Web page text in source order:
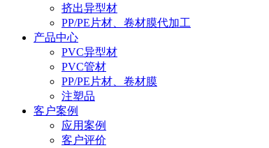
挤出异型材
PP/PE片材、卷材膜代加工
产品中心
PVC异型材
PVC管材
PP/PE片材、卷材膜
注塑品
客户案例
应用案例
客户评价